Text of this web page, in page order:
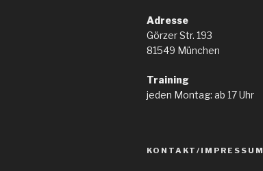
Adresse
Görzer Str. 193
81549 München
Training
jeden Montag: ab 17 Uhr
KONTAKT/IMPRESSUM